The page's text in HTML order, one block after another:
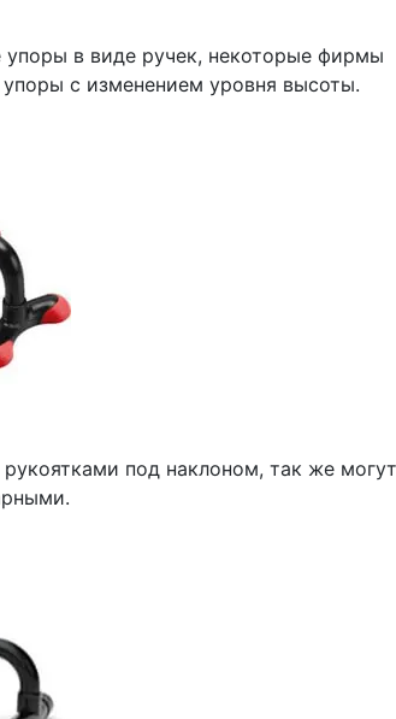
упоры в виде ручек, некоторые фирмы
с изменением уровня высоты.
под наклоном, так же